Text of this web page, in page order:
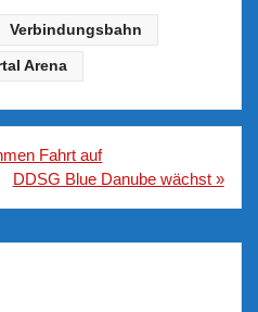
Verbindungsbahn
Arena
Fahrt auf
DDSG Blue Danube wächst »